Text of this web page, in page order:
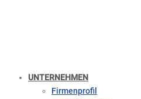
UNTERNEHMEN
Firmenprofil